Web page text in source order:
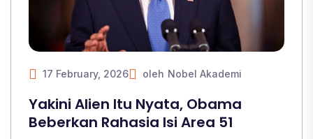
17 February, 2026 oleh Nobel Akademi
Yakini Alien Itu Nyata, Obama
Beberkan Rahasia Isi Area 51